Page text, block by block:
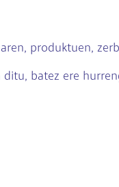
produktuen,
ditu, batez ere